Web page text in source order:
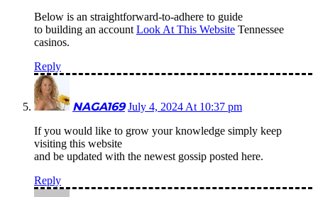
Below is an straightforward-to-adhere to guide
to building an account Look At This Website Tennessee
casinos.
Reply
NAGA169 July 4, 2024 At 10:37 pm
If you would like to grow your knowledge simply keep
visiting this website
and be updated with the newest gossip posted here.
Reply